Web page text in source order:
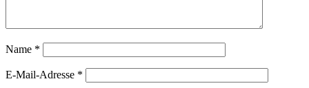
Name *
E-Mail-Adresse *